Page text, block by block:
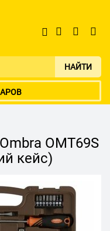
НАЙТИ
OMT69S
кейс)